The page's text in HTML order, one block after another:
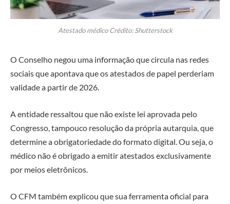
Atestado médico Crédito: Shutterstock
O Conselho negou uma informação que circula nas redes
sociais que apontava que os atestados de papel perderiam
validade a partir de 2026.
A entidade ressaltou que não existe lei aprovada pelo
Congresso, tampouco resolução da própria autarquia, que
determine a obrigatoriedade do formato digital. Ou seja, o
médico não é obrigado a emitir atestados exclusivamente
por meios eletrônicos.
O CFM também explicou que sua ferramenta oficial para